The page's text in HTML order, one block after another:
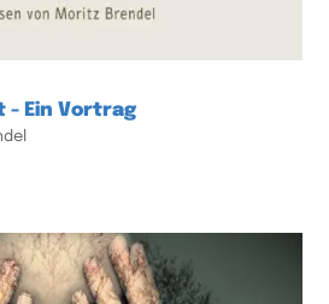
- Ein Vortrag